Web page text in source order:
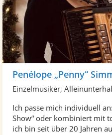
Penélope „Penny“
Ich passe mich individuell
Show“ oder kombiniert mit
ich bin seit über 20 Jahren